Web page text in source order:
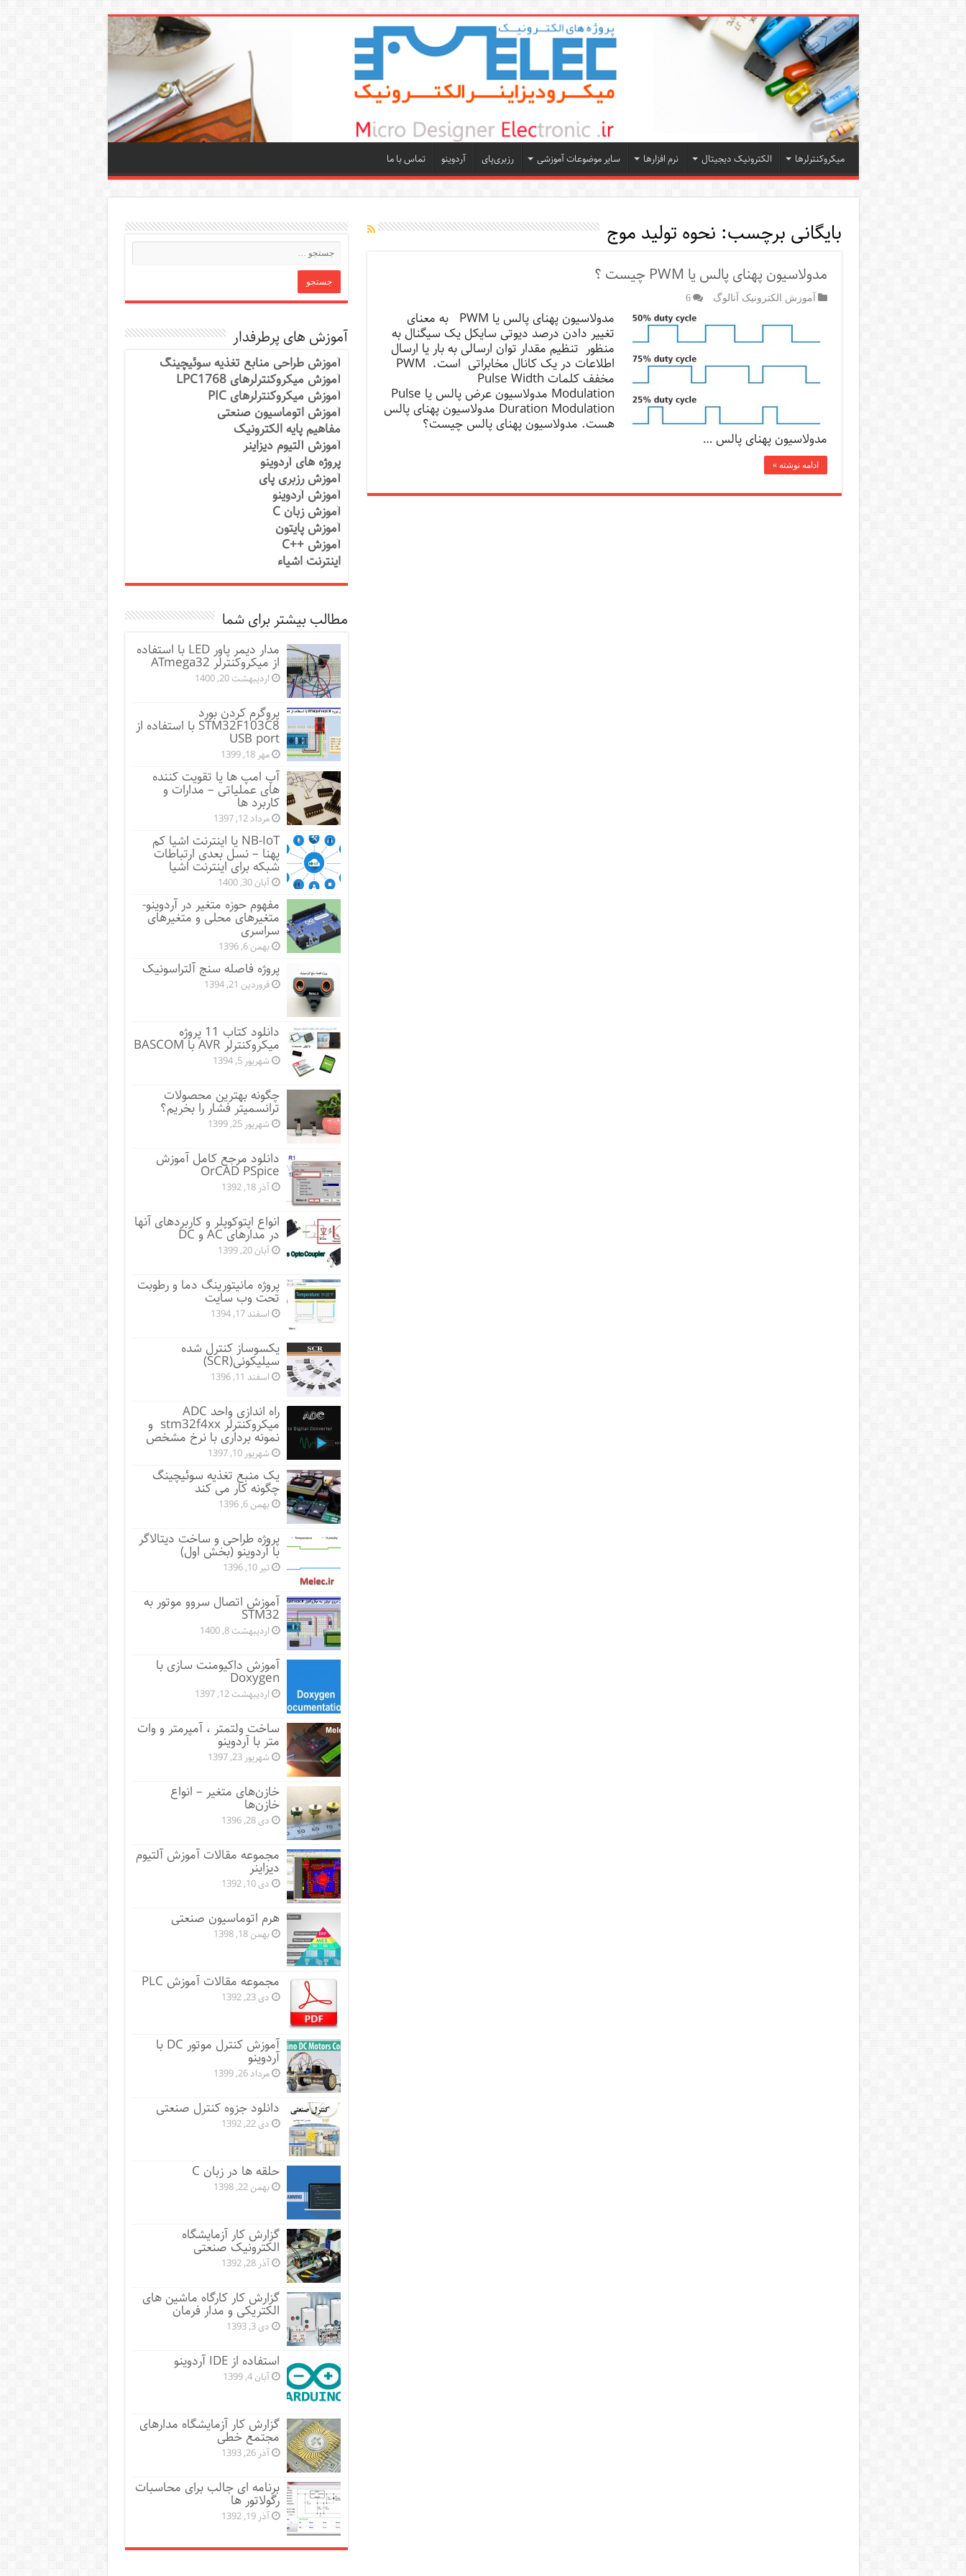
میکروکنترلرها الکترونیک دیجیتال نرم افزارها سایر موضوعات آموزشی رزبری‌پای آردوینو تماس با ما
بایگانی برچسب: نحوه تولید موج
مدولاسیون پهنای پالس یا PWM چیست ؟
آموزش الکترونیک آنالوگ 6
مدولاسیون پهنای پالس یا PWM به معنای
تغییر دادن درصد دیوتی سایکل یک سیگنال به
منظور تنظیم مقدار توان ارسالی به بار یا ارسال
اطلاعات در یک کانال مخابراتی است. PWM
مخفف کلمات Pulse Width
Modulation مدولاسیون عرض پالس یا Pulse
Duration Modulation مدولاسیون پهنای پالس
هست. مدولاسیون پهنای پالس چیست؟
مدولاسیون پهنای پالس …
ادامه نوشته »
آموزش های پرطرفدار
آموزش طراحی منابع تغذیه سوئیچینگ
آموزش میکروکنترلرهای LPC1768
آموزش میکروکنترلرهای PIC
آموزش اتوماسیون صنعتی
مفاهیم پایه الکترونیک
آموزش آلتیوم دیزاینر
پروژه های آردوینو
آموزش رزبری پای
آموزش آردوینو
آموزش زبان C
آموزش پایتون
آموزش ++C
اینترنت اشیاء
مطالب بیشتر برای شما
مدار دیمر پاور LED با استفاده
از میکروکنترلر ATmega32
اردیبهشت 20, 1400
پروگرم کردن بورد
STM32F103C8 با استفاده از
USB port
مهر 18, 1399
آپ امپ ها یا تقویت کننده
های عملیاتی – مدارات و
کاربرد ها
مرداد 12, 1397
NB-IoT یا اینترنت اشیا کم
پهنا – نسل بعدی ارتباطات
شبکه برای اینترنت اشیا
آبان 30, 1400
مفهوم حوزه متغیر در آردوینو-
متغیرهای محلی و متغیرهای
سراسری
بهمن 6, 1396
پروژه فاصله سنج آلتراسونیک
فروردین 21, 1394
دانلود کتاب 11 پروژه
میکروکنترلر AVR با BASCOM
شهریور 5, 1394
چگونه بهترین محصولات
ترانسمیتر فشار را بخریم؟
شهریور 25, 1399
دانلود مرجع کامل آموزش
OrCAD PSpice
آذر 18, 1392
انواع اپتوکوپلر و کاربردهای آنها
در مدارهای AC و DC
آبان 20, 1399
پروژه مانيتورينگ دما و رطوبت
تحت وب سایت
اسفند 17, 1394
یکسوساز کنترل شده
سیلیکونی(SCR)
اسفند 11, 1396
راه اندازی واحد ADC
میکروکنترلر stm32f4xx و
نمونه برداری با نرخ مشخص
شهریور 10, 1397
یک منبع تغذیه سوئیچینگ
چگونه کار می کند
بهمن 6, 1396
پروژه طراحی و ساخت دیتالاگر
با آردوینو (بخش اول)
تیر 10, 1396
آموزش اتصال سروو موتور به
STM32
اردیبهشت 8, 1400
آموزش داکیومنت سازی با
Doxygen
اردیبهشت 12, 1397
ساخت ولتمتر ، آمپرمتر و وات
متر با آردوینو
شهریور 23, 1397
خازن‌های متغیر – انواع
خازن‌ها
دی 28, 1396
مجموعه مقالات آموزش آلتیوم
دیزاینر
دی 10, 1392
هرم اتوماسیون صنعتی
بهمن 18, 1398
مجموعه مقالات آموزش PLC
دی 23, 1392
آموزش کنترل موتور DC با
آردوینو
مرداد 26, 1399
دانلود جزوه کنترل صنعتی
دی 22, 1392
حلقه ها در زبان C
بهمن 22, 1398
گزارش کار آزمایشگاه
الکترونیک صنعتی
آذر 28, 1392
گزارش کار کارگاه ماشین های
الکتریکی و مدار فرمان
دی 3, 1393
استفاده از IDE آردوینو
آبان 4, 1399
گزارش کار آزمایشگاه مدارهای
مجتمع خطی
آذر 26, 1393
برنامه ای جالب برای محاسبات
رگولاتور ها
آذر 19, 1392